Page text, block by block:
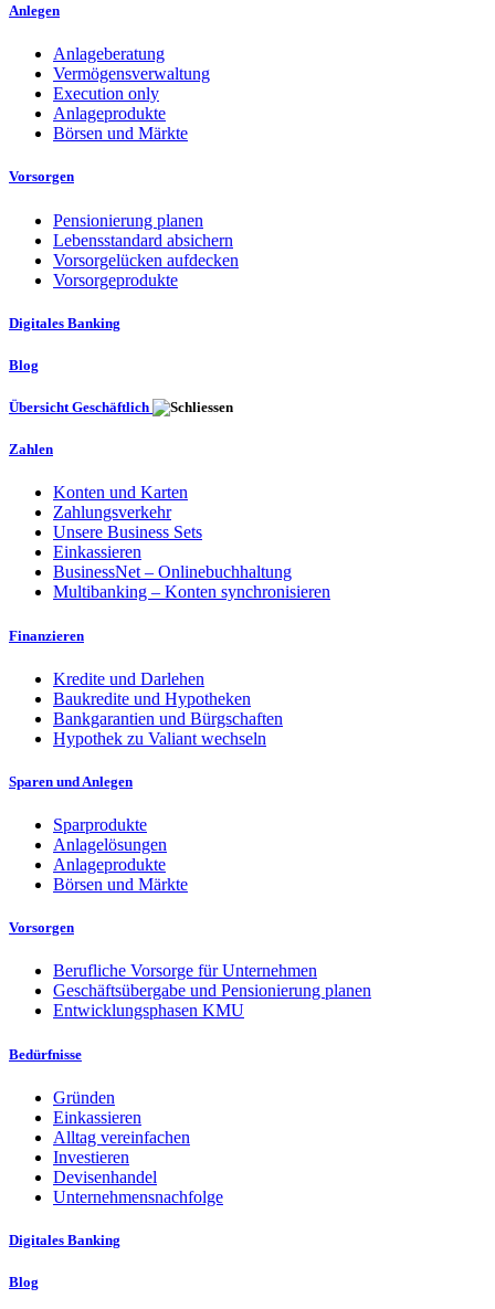
Anlegen
Anlageberatung
Vermögensverwaltung
Execution only
Anlageprodukte
Börsen und Märkte
Vorsorgen
Pensionierung planen
Lebensstandard absichern
Vorsorgelücken aufdecken
Vorsorgeprodukte
Digitales Banking
Blog
Übersicht Geschäftlich
Zahlen
Konten und Karten
Zahlungsverkehr
Unsere Business Sets
Einkassieren
BusinessNet – Onlinebuchhaltung
Multibanking – Konten synchronisieren
Finanzieren
Kredite und Darlehen
Baukredite und Hypotheken
Bankgarantien und Bürgschaften
Hypothek zu Valiant wechseln
Sparen und Anlegen
Sparprodukte
Anlagelösungen
Anlageprodukte
Börsen und Märkte
Vorsorgen
Berufliche Vorsorge für Unternehmen
Geschäftsübergabe und Pensionierung planen
Entwicklungsphasen KMU
Bedürfnisse
Gründen
Einkassieren
Alltag vereinfachen
Investieren
Devisenhandel
Unternehmensnachfolge
Digitales Banking
Blog